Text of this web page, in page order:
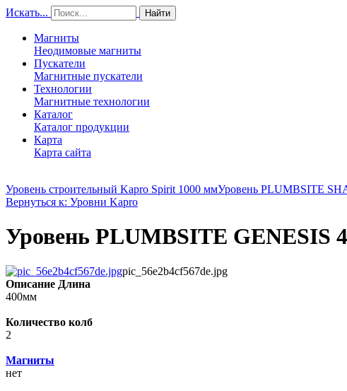
Искать... Найти
Магниты
Неодимовые магниты
Пускатели
Магнитные пускатели
Технологии
Магнитные технологии
Каталог
Каталог продукции
Карта
Карта сайта
Уровень строительный Kapro Spirit 1000 ммУровень PLUMBSITE
Вернуться к: Уровни Kapro
Уровень PLUMBSITE GENESIS
pic_56e2b4cf567de.jpg
Описание Длина
400мм
Количество колб
2
Магниты
нет